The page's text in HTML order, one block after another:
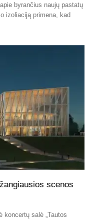
byrančius naujų pastatų
izoliaciją primena, kad
scenos
koncertų salė „Tautos